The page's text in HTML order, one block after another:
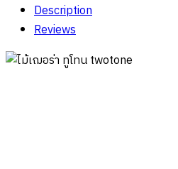
Description
Reviews